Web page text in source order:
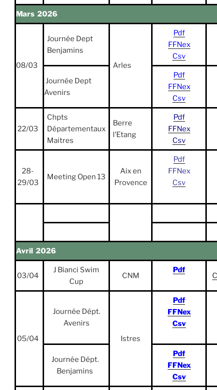
Mars 2026
08/03
Journée Dept
Benjamins
Arles
Pdf
FFNex
Csv
Journée Dept
Avenirs
Pdf
FFNex
Csv
22/03
Chpts
Départementaux
Maitres
Berre
l’Etang
Pdf
FFNex
Csv
28-
29/03
Meeting Open 13
Aix en
Provence
Pdf
FFNex
Csv
Avril 2026
03/04
J Bianci Swim
Cup
CNM
Pdf
05/04
Journée Dépt.
Avenirs
Istres
Pdf
FFNex
Csv
Journée Dépt.
Benjamins
Pdf
FFNex
Csv